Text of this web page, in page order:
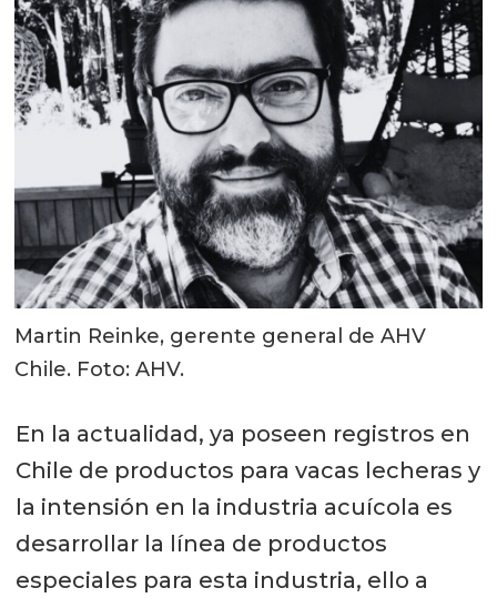
Martin Reinke, gerente general de AHV
Chile. Foto: AHV.
En la actualidad, ya poseen registros en
Chile de productos para vacas lecheras y
la intensión en la industria acuícola es
desarrollar la línea de productos
especiales para esta industria, ello a